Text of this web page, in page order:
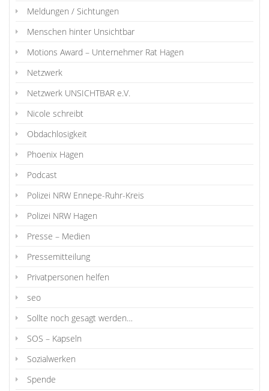
Meldungen / Sichtungen
Menschen hinter Unsichtbar
Motions Award – Unternehmer Rat Hagen
Netzwerk
Netzwerk UNSICHTBAR e.V.
Nicole schreibt
Obdachlosigkeit
Phoenix Hagen
Podcast
Polizei NRW Ennepe-Ruhr-Kreis
Polizei NRW Hagen
Presse – Medien
Pressemitteilung
Privatpersonen helfen
seo
Sollte noch gesagt werden…
SOS – Kapseln
Sozialwerken
Spende